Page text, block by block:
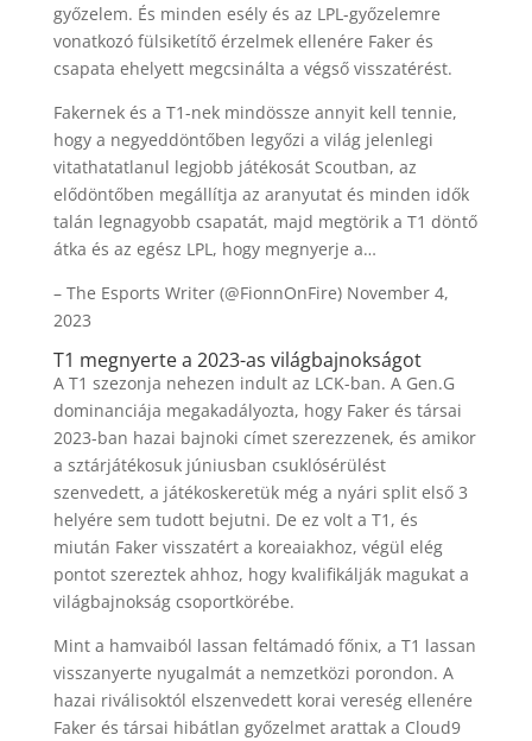
győzelem. És minden esély és az LPL-győzelemre
vonatkozó fülsiketítő érzelmek ellenére Faker és
csapata ehelyett megcsinálta a végső visszatérést.
Fakernek és a T1-nek mindössze annyit kell tennie,
hogy a negyeddöntőben legyőzi a világ jelenlegi
vitathatatlanul legjobb játékosát Scoutban, az
elődöntőben megállítja az aranyutat és minden idők
talán legnagyobb csapatát, majd megtörik a T1 döntő
átka és az egész LPL, hogy megnyerje a…
– The Esports Writer (@FionnOnFire) November 4,
2023
T1 megnyerte a 2023-as világbajnokságot
A T1 szezonja nehezen indult az LCK-ban. A Gen.G
dominanciája megakadályozta, hogy Faker és társai
2023-ban hazai bajnoki címet szerezzenek, és amikor
a sztárjátékosuk júniusban csuklósérülést
szenvedett, a játékoskeretük még a nyári split első 3
helyére sem tudott bejutni. De ez volt a T1, és
miután Faker visszatért a koreaiakhoz, végül elég
pontot szereztek ahhoz, hogy kvalifikálják magukat a
világbajnokság csoportkörébe.
Mint a hamvaiból lassan feltámadó főnix, a T1 lassan
visszanyerte nyugalmát a nemzetközi porondon. A
hazai riválisoktól elszenvedett korai vereség ellenére
Faker és társai hibátlan győzelmet arattak a Cloud9